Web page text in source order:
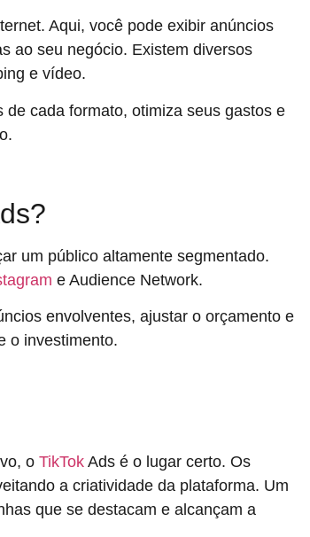
Aqui, você pode exibir anúncios
ao seu negócio. Existem diversos
e vídeo.
cada formato, otimiza seus gastos e
um público altamente segmentado.
e Audience Network.
envolventes, ajustar o orçamento e
o investimento.
o TikTok Ads é o lugar certo. Os
a criatividade da plataforma. Um
que se destacam e alcançam a